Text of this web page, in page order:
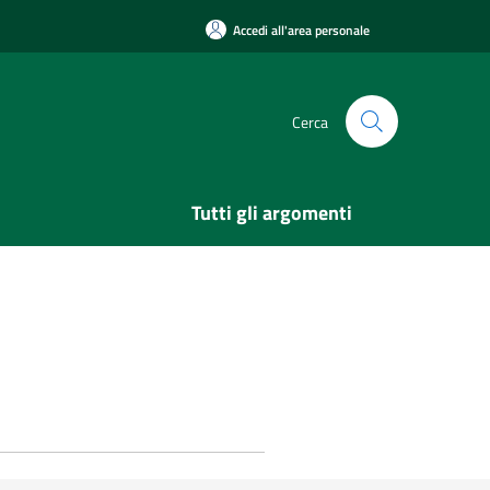
Accedi all'area personale
Cerca
Tutti gli argomenti